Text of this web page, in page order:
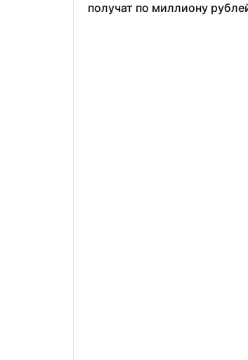
получат по миллиону